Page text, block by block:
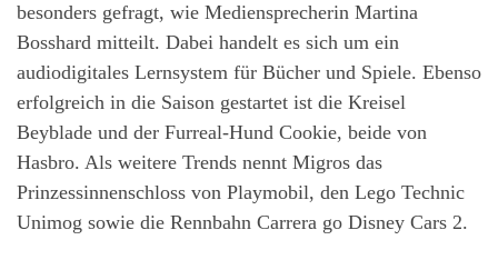
besonders gefragt, wie Mediensprecherin Martina
Bosshard mitteilt. Dabei handelt es sich um ein
audiodigitales Lernsystem für Bücher und Spiele. Ebenso
erfolgreich in die Saison gestartet ist die Kreisel
Beyblade und der Furreal-Hund Cookie, beide von
Hasbro. Als weitere Trends nennt Migros das
Prinzessinnenschloss von Playmobil, den Lego Technic
Unimog sowie die Rennbahn Carrera go Disney Cars 2.